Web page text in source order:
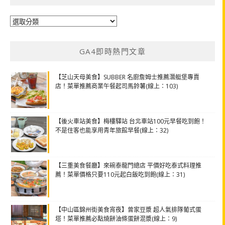
分
GA4即時熱門文章
【芝山天母美食】SUBBER 名廚詹姆士推薦潛艇堡專賣
店！菜單推薦商業午餐起司馬鈴薯(線上：103)
【後火車站美食】梅樓驛站 台北車站100元早餐吃到飽！
不是住客也能享用青年旅館早餐(線上：32)
【三重美食餐廳】來碗泰龍門總店 平價好吃泰式料理推
薦！菜單價格只要110元起白飯吃到飽(線上：31)
【中山區錦州街美食宵夜】曾家豆漿 超人氣排隊葡式蛋
塔！菜單推薦必點燒餅油條蛋餅混漿(線上：9)